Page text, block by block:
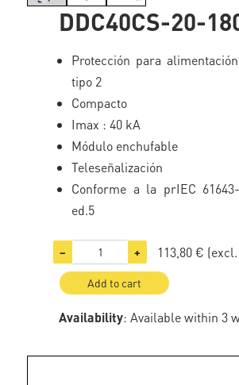
DDC40CS-20-
Protección para
tipo 2
Compacto
Imax : 40 kA
Módulo enchufable
Teleseñalización
Conforme a la prIEC
ed.5
− + 113,80 €
Add to cart
Availability: Available within 3